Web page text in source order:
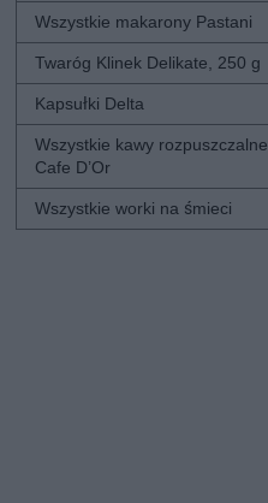
Wszystkie makarony Pastani
Twaróg Klinek Delikate, 250 g
Kapsułki Delta
Wszystkie kawy rozpuszczalne
Cafe D’Or
Wszystkie worki na śmieci